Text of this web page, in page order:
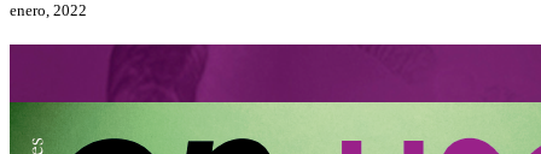
enero, 2022